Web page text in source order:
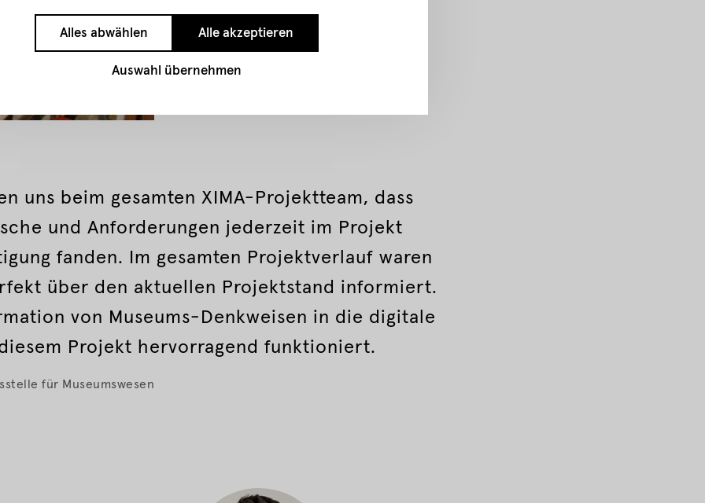
uns beim gesamten XIMA-Projektteam, dass
und Anforderungen jederzeit im Projekt
fanden. Im gesamten Projektverlauf waren
über den aktuellen Projektstand informiert.
von Museums-Denkweisen in die digitale
Projekt hervorragend funktioniert.
für Museumswesen
Alles abwählen Alle akzeptieren
Auswahl übernehmen